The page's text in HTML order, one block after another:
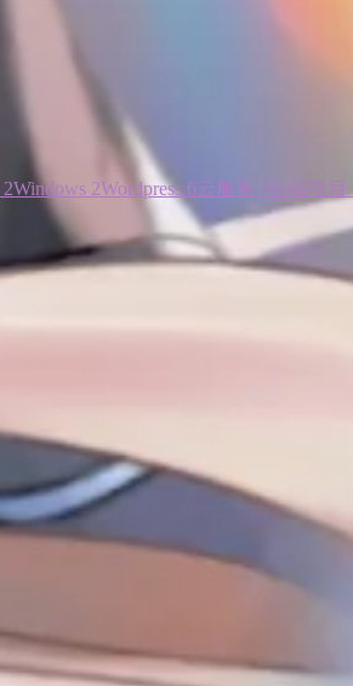
2Windows 2Wordpress 6云服务 7公益项目